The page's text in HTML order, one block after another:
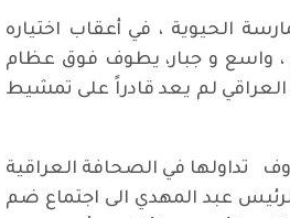
الحيوية ، في أعقاب اختياره
، واسع و جبار، يطوف فوق عظام
لم يعد قادراً على تمشيط
تداولها في الصحافة العراقية
عبد المهدي الى اجتماع ضم